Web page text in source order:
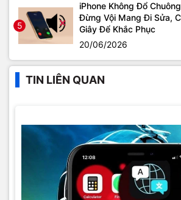
5
iPhone Không Đổ
Đừng Vội Mang Đi Sửa,
Giây Để Khắc Phục
20/06/2026
TIN LIÊN QUAN